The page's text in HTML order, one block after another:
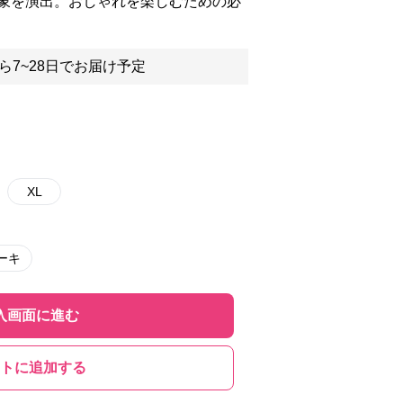
7~28日でお届け予定
XL
キ
画面に進む
に追加する